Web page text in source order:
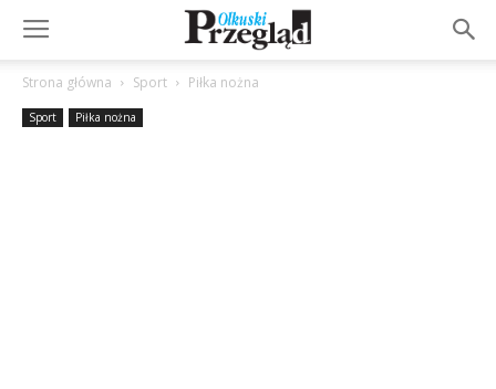
Strona główna Sport Piłka nożna
Sport Piłka nożna